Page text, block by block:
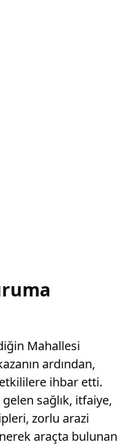
Mahallesi
ardından,
ihbar etti.
sağlık, itfaiye,
zorlu arazi
araçta bulunan